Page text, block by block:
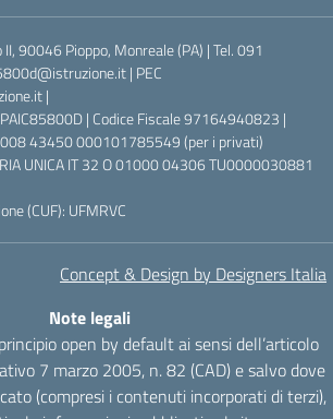
90046 Pioppo, Monreale (PA) | Tel. 091
| PEC
|
| Codice Fiscale 97164940823 |
43450 000101785549 (per i privati)
UNICA IT 32 O 01000 04306 TU0000030881
(CUF): UFMRVC
Concept & Design by Designers Italia
Note legali
open by default ai sensi dell’articolo
7 marzo 2005, n. 82 (CAD) e salvo dove
(compresi i contenuti incorporati di terzi),